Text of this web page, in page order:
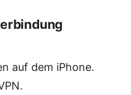
auf dem iPhone.